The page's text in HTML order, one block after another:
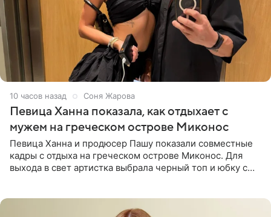
10 часов назад Соня Жарова
Певица Ханна показала, как отдыхает с
мужем на греческом острове Миконос
Певица Ханна и продюсер Пашу показали совместные
кадры с отдыха на греческом острове Миконос. Для
выхода в свет артистка выбрала черный топ и юбку с